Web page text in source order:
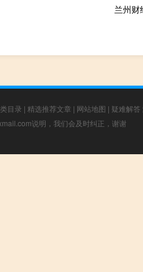
兰州财
目录 | 精选推荐文章 | 网站地图 | 疑难解答
说明，我们会及时纠正，谢谢